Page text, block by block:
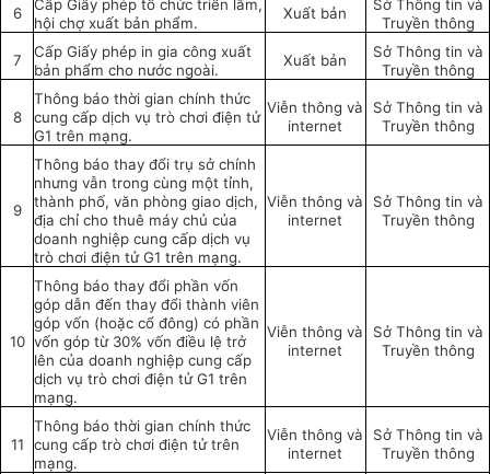
6
Cấp Giấy phép tổ chức triển lãm,
hội chợ xuất bản phẩm.
Xuất bản
Sở Thông tin và
Truyền thông
7
Cấp Giấy phép in gia công xuất
bản phẩm cho nước ngoài.
Xuất bản
Sở Thông tin và
Truyền thông
8
Thông báo thời gian chính thức
cung cấp dịch vụ trò chơi điện tử
G1 trên mạng.
Viễn thông và
internet
Sở Thông tin và
Truyền thông
9
Thông báo thay đổi trụ sở chính
nhưng vẫn trong cùng một tỉnh,
thành phố, văn phòng giao dịch,
địa chỉ cho thuê máy chủ của
doanh nghiệp cung cấp dịch vụ
trò chơi điện tử G1 trên mạng.
Viễn thông và
internet
Sở Thông tin và
Truyền thông
10
Thông báo thay đổi phần vốn
góp dẫn đến thay đổi thành viên
góp vốn (hoặc cổ đông) có phần
vốn góp từ 30% vốn điều lệ trở
lên của doanh nghiệp cung cấp
dịch vụ trò chơi điện tử G1 trên
mạng.
Viễn thông và
internet
Sở Thông tin và
Truyền thông
11
Thông báo thời gian chính thức
cung cấp trò chơi điện tử trên
mạng.
Viễn thông và
internet
Sở Thông tin và
Truyền thông